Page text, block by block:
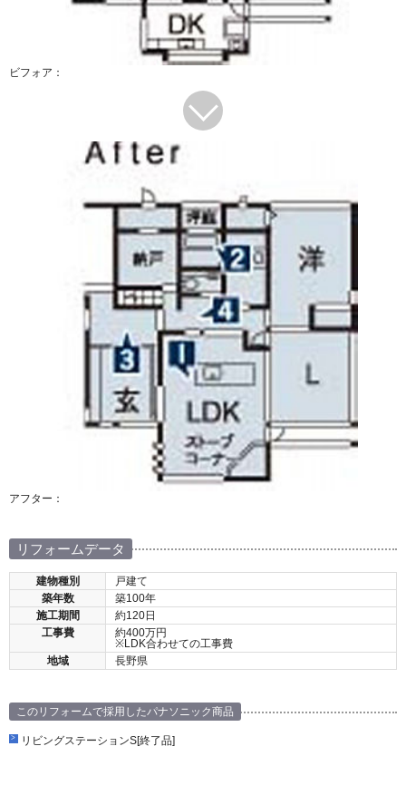
ビフォア：
アフター：
リフォームデータ
建物種別
戸建て
築年数
築100年
施工期間
約120日
工事費
約400万円
※LDK合わせての工事費
地域
長野県
このリフォームで採用したパナソニック商品
リビングステーションS[終了品]